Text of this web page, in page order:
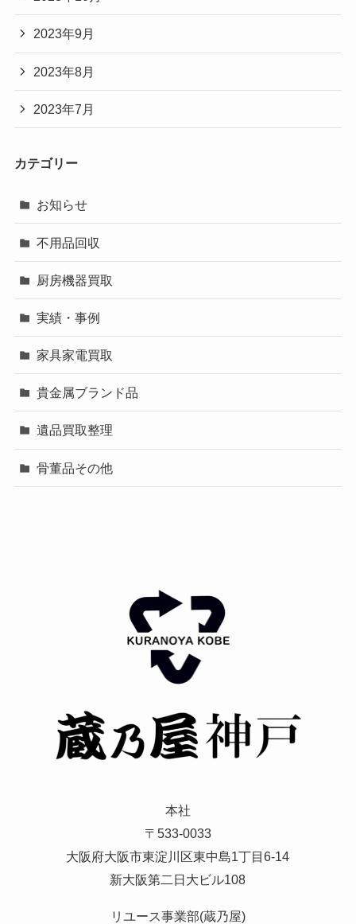
2023年9月
2023年8月
2023年7月
カテゴリー
お知らせ
不用品回収
厨房機器買取
実績・事例
家具家電買取
貴金属ブランド品
遺品買取整理
骨董品その他
本社
〒533-0033
大阪府大阪市東淀川区東中島1丁目6-14
新大阪第二日大ビル108
リユース事業部(蔵乃屋)